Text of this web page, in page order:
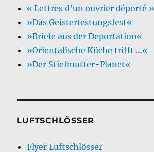
« Lettres d’un ouvrier déporté »
»Das Geisterfestungsfest«
»Briefe aus der Deportation«
»Orientalische Küche trifft …«
»Der Stiefmutter-Planet«
LUFTSCHLÖSSER
Flyer Luftschlösser